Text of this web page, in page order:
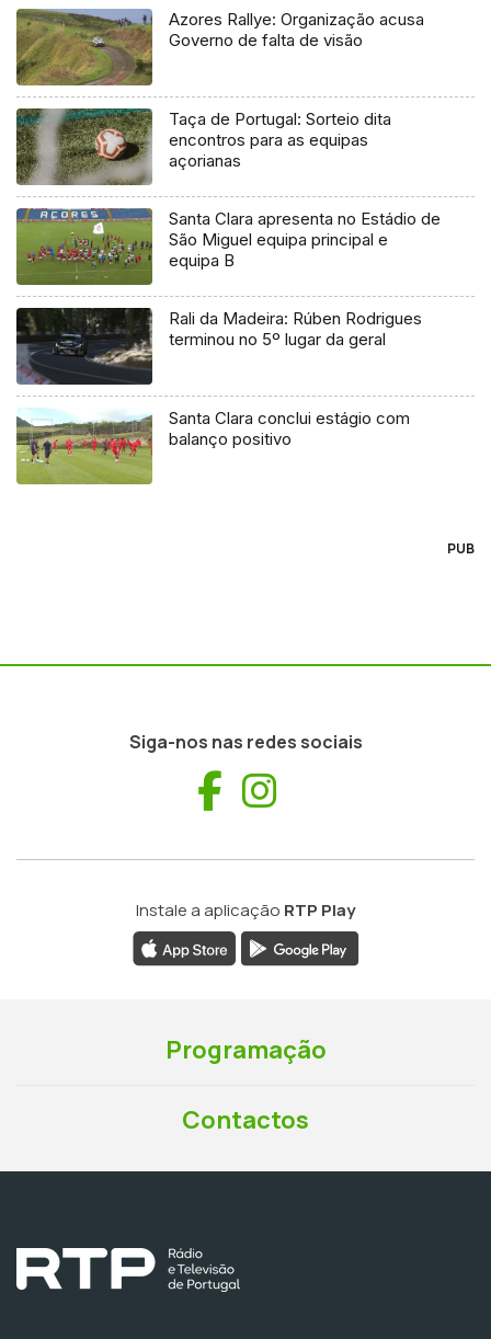
Azores Rallye: Organização acusa
Governo de falta de visão
Taça de Portugal: Sorteio dita
encontros para as equipas
açorianas
Santa Clara apresenta no Estádio de
São Miguel equipa principal e
equipa B
Rali da Madeira: Rúben Rodrigues
terminou no 5º lugar da geral
Santa Clara conclui estágio com
balanço positivo
PUB
Siga-nos nas redes sociais
Facebook
Instale a aplicação RTP Play
Programação
Contactos